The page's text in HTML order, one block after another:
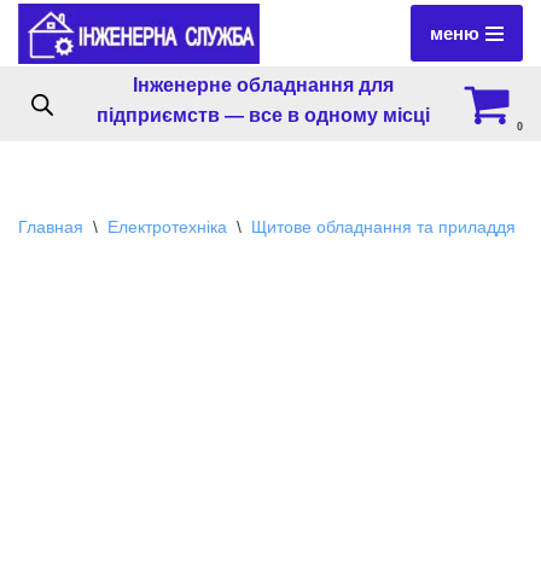
Перейти
содержимому
меню
Інженерне обладнання для
підприємств — все в одному місці
0
Главная \ Електротехніка \ Щитове обладнання та приладдя